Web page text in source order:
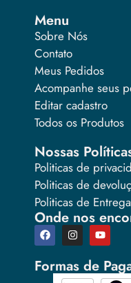
Menu
Sobre Nós
Contato
Meus Pedidos
Acompanhe seus
Editar cadastro
Todos os Produtos
Nossas
Politicas de
Politicas de
Politicas de
Onde nos
Formas de